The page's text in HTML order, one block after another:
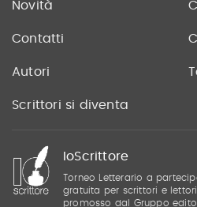
Novità
Contatti
Autori
Scrittori si diventa
IoScrittore
Torneo Letterario a
gratuita per scrittori e lettori
promosso dal Gruppo